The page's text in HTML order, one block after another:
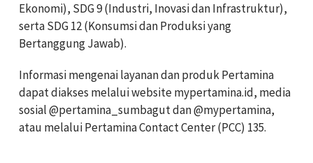
Ekonomi), SDG 9 (Industri, Inovasi dan Infrastruktur),
serta SDG 12 (Konsumsi dan Produksi yang
Bertanggung Jawab).
Informasi mengenai layanan dan produk Pertamina
dapat diakses melalui website mypertamina.id, media
sosial @pertamina_sumbagut dan @mypertamina,
atau melalui Pertamina Contact Center (PCC) 135.